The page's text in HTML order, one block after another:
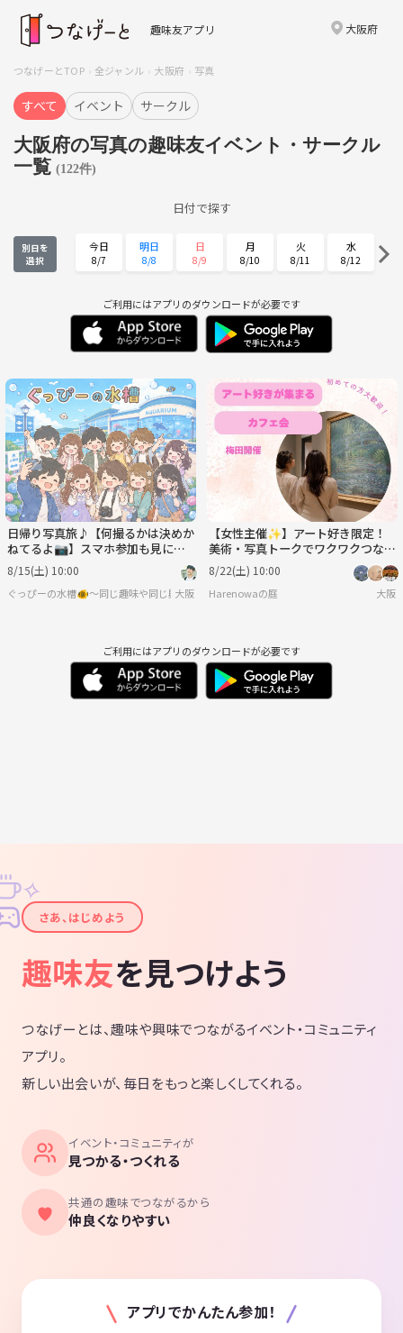
趣味友アプリ 大阪府
つなげーとTOP 全ジャンル 大阪府 写真
すべて イベント サークル
大阪府の写真の趣味友イベント・サークル
一覧 (122件)
日付で探す
別日を
選択
今日
8/7
明日
8/8
日
8/9
月
8/10
火
8/11
水
8/12
8/13 8/14 8/15 8/16 8/17
水
8/19
木
8/20
土
8/22
日
8/23
8/25 8/26 8/27 8/28 8/29 8/30
月
8/31
火
9/1
水
9/2
木
9/3
金 土
9/5
ご利用にはアプリのダウンロードが必要です
日帰り写真旅♪【何撮るかは決めか
ねてるよ📷】スマホ参加も見に行
きたい！でもOK✨
8/15(土) 10:00
ぐっぴーの水槽🐠〜同じ趣味や同じ興味で繋がろう〜
大阪
【女性主催✨】アート好き限定！
美術・写真トークでワクワクつなが
るゆるカフェ会🎨
8/22(土) 10:00
Harenowaの庭 大阪
ご利用にはアプリのダウンロードが必要です
✦
✧
さあ、はじめよう
趣味友を見つけよう
つなげーとは、趣味や興味でつながるイベント・コミュニティ
アプリ。
新しい出会いが、毎日をもっと楽しくしてくれる。
イベント・コミュニティが
見つかる・つくれる
共通の趣味でつながるから
仲良くなりやすい
アプリでかんたん参加！